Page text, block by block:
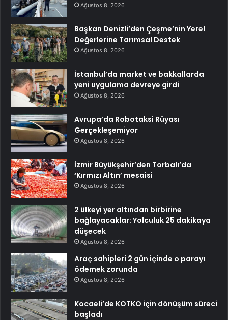
Ağustos 8, 2026
Başkan Denizli’den Çeşme’nin Yerel
Değerlerine Tarımsal Destek
Ağustos 8, 2026
İstanbul’da market ve bakkallarda
yeni uygulama devreye girdi
Ağustos 8, 2026
Avrupa’da Robotaksi Rüyası
Gerçekleşemiyor
Ağustos 8, 2026
İzmir Büyükşehir’den Torbalı’da
‘Kırmızı Altın’ mesaisi
Ağustos 8, 2026
2 ülkeyi yer altından birbirine
bağlayacaklar: Yolculuk 25 dakikaya
düşecek
Ağustos 8, 2026
Araç sahipleri 2 gün içinde o parayı
ödemek zorunda
Ağustos 8, 2026
Kocaeli’de KOTKO için dönüşüm süreci
başladı